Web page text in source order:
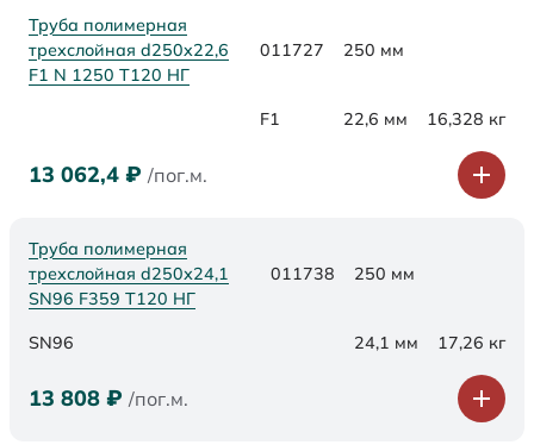
Труба полимерная
трехслойная d250x22,6
F1 N 1250 Т120 НГ
011727 250 мм
F1 22,6 мм 16,328 кг
13 062,4 ₽ /пог.м.
Труба полимерная
трехслойная d250х24,1
SN96 F359 Т120 НГ
011738 250 мм
SN96 24,1 мм 17,26 кг
13 808 ₽ /пог.м.